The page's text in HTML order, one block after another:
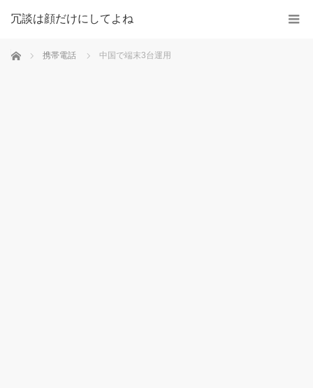
冗談は顔だけにしてよね
ホーム 携帯電話 中国で端末3台運用